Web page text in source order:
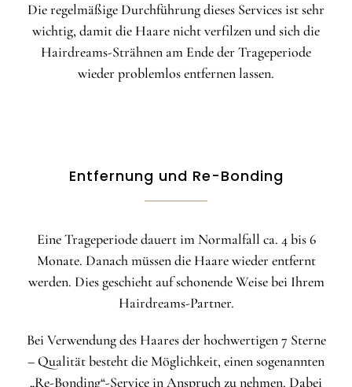
Die regelmäßige Durchführung dieses Services ist sehr
wichtig, damit die Haare nicht verfilzen und sich die
Hairdreams-Strähnen am Ende der Trageperiode
wieder problemlos entfernen lassen.
Entfernung und Re-Bonding
Eine Trageperiode dauert im Normalfall ca. 4 bis 6
Monate. Danach müssen die Haare wieder entfernt
werden. Dies geschieht auf schonende Weise bei Ihrem
Hairdreams-Partner.
Bei Verwendung des Haares der hochwertigen 7 Sterne
– Qualität besteht die Möglichkeit, einen sogenannten
„Re-Bonding“-Service in Anspruch zu nehmen. Dabei